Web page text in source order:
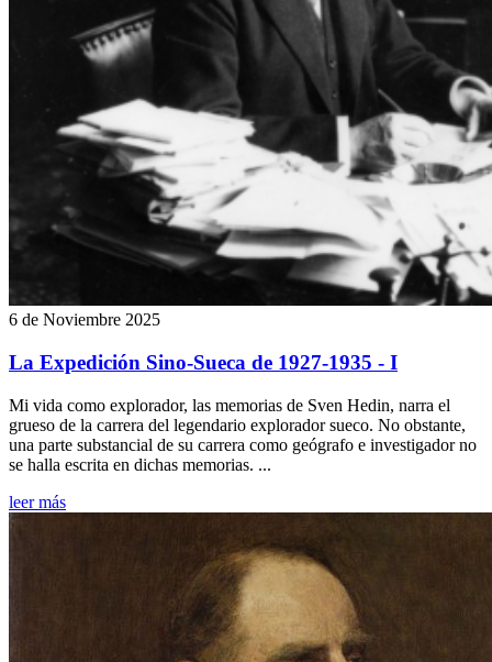
6 de Noviembre 2025
La Expedición Sino-Sueca de 1927-1935 - I
Mi vida como explorador, las memorias de Sven Hedin, narra el
grueso de la carrera del legendario explorador sueco. No obstante,
una parte substancial de su carrera como geógrafo e investigador no
se halla escrita en dichas memorias. ...
leer más